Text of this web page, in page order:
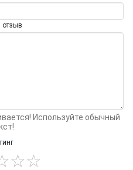
Используйте обычный